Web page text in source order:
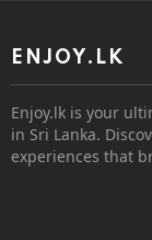
ENJOY.LK
Enjoy.lk is your
in Sri Lanka.
experiences that